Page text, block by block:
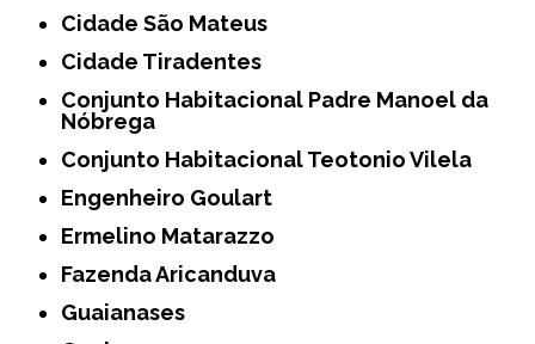
Cidade São Mateus
Cidade Tiradentes
Conjunto Habitacional Padre Manoel da
Nóbrega
Conjunto Habitacional Teotonio Vilela
Engenheiro Goulart
Ermelino Matarazzo
Fazenda Aricanduva
Guaianases